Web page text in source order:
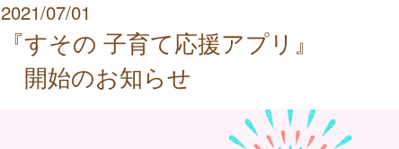
2021/07/01
『すその 子育て応援アプリ』
開始のお知らせ